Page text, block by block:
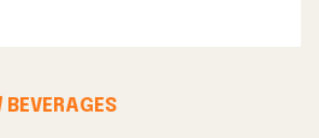
BEVERAGES